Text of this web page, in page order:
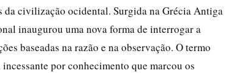
da civilização ocidental. Surgida na Grécia Antiga
inaugurou uma nova forma de interrogar a
baseadas na razão e na observação. O termo
por conhecimento que marcou os